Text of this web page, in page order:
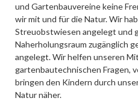
und Gartenbauvereine keine
wir mit und für die Natur. Wir
Streuobstwiesen angelegt und
Naherholungsraum zugänglich
angelegt. Wir helfen unseren
gartenbautechnischen Fragen,
bringen den Kindern durch
Natur näher.